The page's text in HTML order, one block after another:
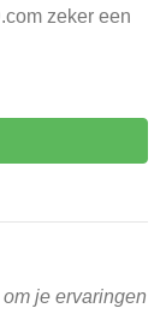
zeker een
je ervaringen